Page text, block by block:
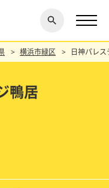
探す
閉じ
る
横浜市緑区 日神パレ
鴨居